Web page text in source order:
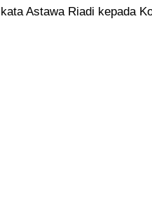
kata Astawa Riadi kepada